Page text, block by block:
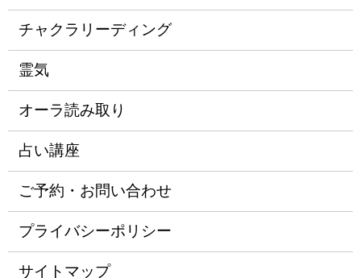
チャクラリーディング
霊気
オーラ読み取り
占い講座
ご予約・お問い合わせ
プライバシーポリシー
サイトマップ